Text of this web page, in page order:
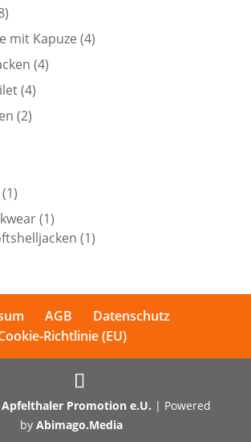
8
Produkte
mit Kapuze 44
44
44
22
11
Produkt
11
Produkt
11
AGB
Datenschutz
Richtlinie (EU)
Apfelthaler Promotion e.U. | Powered
by Abimago.Media